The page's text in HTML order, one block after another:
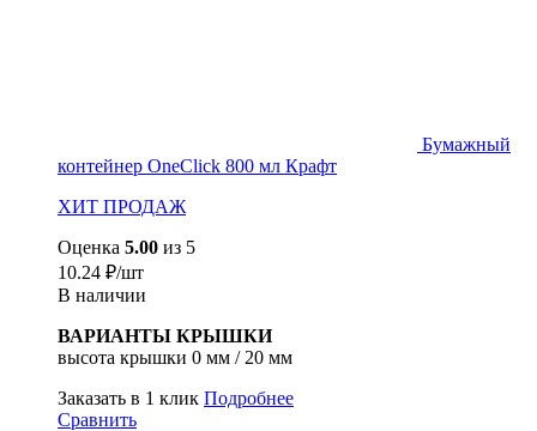
Бумажный
контейнер OneClick 800 мл Крафт
ХИТ ПРОДАЖ
Оценка 5.00 из 5
10.24 ₽/шт
В наличии
ВАРИАНТЫ КРЫШКИ
высота крышки 0 мм / 20 мм
Заказать в 1 клик Подробнее
Сравнить